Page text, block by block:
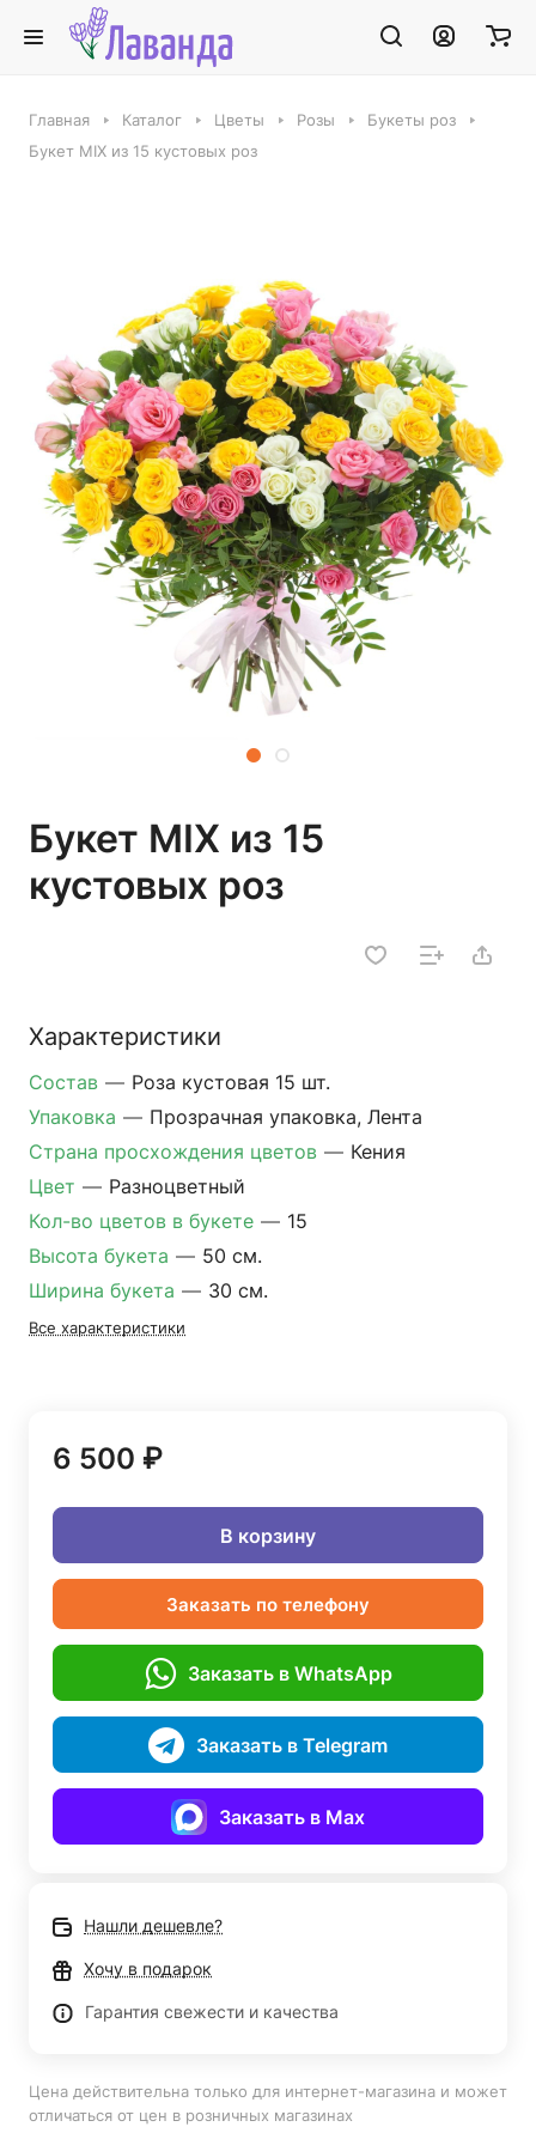
Главная Каталог Цветы Розы
Букеты роз
Букет MIX из 15 кустовых роз
Букет MIX из 15
кустовых роз
Характеристики
Состав — Роза кустовая 15 шт.
Упаковка — Прозрачная упаковка, Лента
Страна просхождения цветов — Кения
Цвет — Разноцветный
Кол-во цветов в букете — 15
Высота букета — 50 см.
Ширина букета — 30 см.
Все характеристики
6 500 ₽
В корзину
Заказать по телефону
Заказать в WhatsApp
Заказать в Telegram
Заказать в Max
Нашли дешевле?
Хочу в подарок
Гарантия свежести и качества
Цена действительна только для интернет-магазина и может
отличаться от цен в розничных магазинах